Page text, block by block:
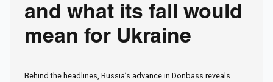
and what its fall would
mean for Ukraine
Behind the headlines, Russia’s advance in Donbass reveals